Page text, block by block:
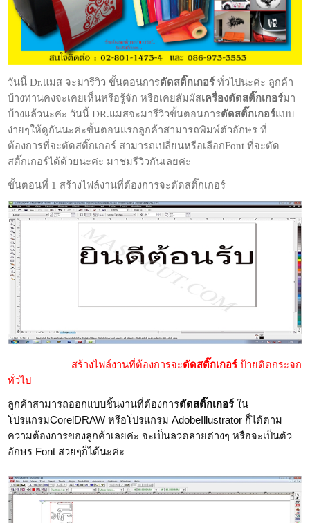
วันนี้ Dr.แมส จะมารีวิว ขั้นตอนการตัดสติ๊กเกอร์ทั่วไปนะค่ะ ลูกค้า
บ้างท่านคงจะเคยเห็นหรือรู้จัก หรือเคยสัมผัสเครื่องตัดสติ๊กเกอร์มา
บ้างแล้วนะค่ะ วันนี้ DR.แมสจะมารีวิวขั้นตอนการตัดสติ๊กเกอร์แบบ
ง่ายๆให้ดูกันนะค่ะขั้นตอนแรกลูกค้าสามารถพิมพ์ตัวอักษร ที่
ต้องการที่จะตัดสติ๊กเกอร์ สามารถเปลี่ยนหรือเลือกFont ที่จะตัด
สติ๊กเกอร์ได้ด้วยนะค่ะ มาชมรีวิวกันเลยค่ะ
ขั้นตอนที่ 1 สร้างไฟล์งานที่ต้องการจะตัดสติ๊กเกอร์
สร้างไฟล์งานที่ต้องการจะตัดสติ๊กเกอร์ ป้ายติดกระจก
ทั่วไป
ลูกค้าสามารถออกแบบชิ้นงานที่ต้องการตัดสติ๊กเกอร์ ใน
โปรแกรมCorelDRAWหรือโปรแกรม AdobeIllustrator ก็ได้ตาม
ความต้องการของลูกค้าเลยค่ะ จะเป็นลวดลายต่างๆ หรือจะเป็นตัว
อักษร Font สวยๆก็ได้นะค่ะ